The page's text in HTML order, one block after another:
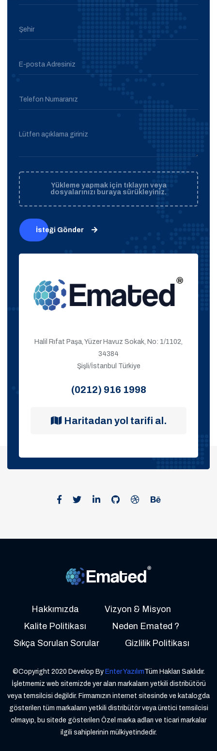
Şehir
E-posta Adresiniz
Telefon Numaranız
Lütfen açıklama giriniz
Yükleme yapmak için tıklayın veya
dosyalarınızı buraya sürükleyiniz.
İsteği Gönder
Halil Rıfat Paşa, Yüzer Havuz Sokak, No: 1/1102,
34384
Şişli/İstanbul Türkiye
(0212) 916 1998
Haritadan yol tarifi al.
Hakkımızda
Vizyon & Misyon
Kalite Politikası
Neden Emated ?
Sıkça Sorulan Sorular
Gizlilik Politikası
©Copyright 2020 Develop By Enter YazılımTüm Hakları Saklıdır.
İşletmemiz web sitemizde yer alan markaların yetkili distribütörü
veya temsilcisi değildir. Firmamızın internet sitesinde ve katalogda
gösterilen tüm markaların yetkili distribütör veya üretici temsilcisi
olmayıp, bu sitede gösterilen Özel marka adları ve ticari markalar
ilgili sahiplerinin mülkiyetindedir.